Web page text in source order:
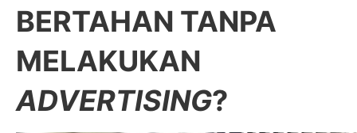
BERTAHAN TANPA
MELAKUKAN
ADVERTISING?